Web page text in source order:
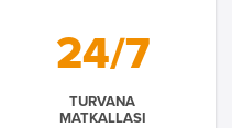
24/7
TURVANA
MATKALLASI